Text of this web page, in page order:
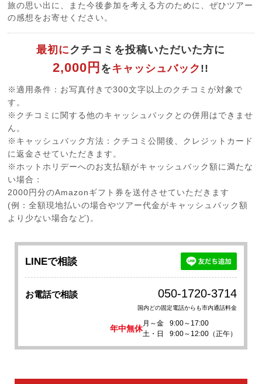
旅の思い出に、また今後参加を考える方のために、ぜひツアー
の感想をお寄せください。
最初にクチコミを投稿いただいた方に
2,000円 をキャッシュバック !!
※適用条件：お写真付きで300文字以上のクチコミが対象で
す。
※クチコミに関する他のキャッシュバックとの併用はできませ
ん。
※キャッシュバック方法：クチコミ公開後、クレジットカード
に返金させていただきます。
※ホットホリデーへのお支払額がキャッシュバック額に満たな
い場合：
2000円分のAmazonギフト券を送付させていただきます
(例：全額現地払いの場合やツアー代金がキャッシュバック額
より少ない場合など)。
LINEで相談
お電話で相談 050-1720-3714
国内どの固定電話からも市内通話料金
年中無休
月～金
9:00～17:00
土・日
9:00～12:00（正午）